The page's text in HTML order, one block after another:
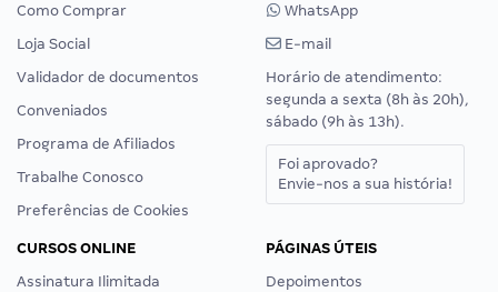
Como Comprar
Loja Social
Validador de documentos
Conveniados
Programa de Afiliados
Trabalhe Conosco
Preferências de Cookies
WhatsApp
E-mail
Horário de atendimento:
segunda a sexta (8h às 20h),
sábado (9h às 13h).
Foi aprovado?
Envie-nos a sua história!
CURSOS ONLINE
Assinatura Ilimitada
PÁGINAS ÚTEIS
Depoimentos